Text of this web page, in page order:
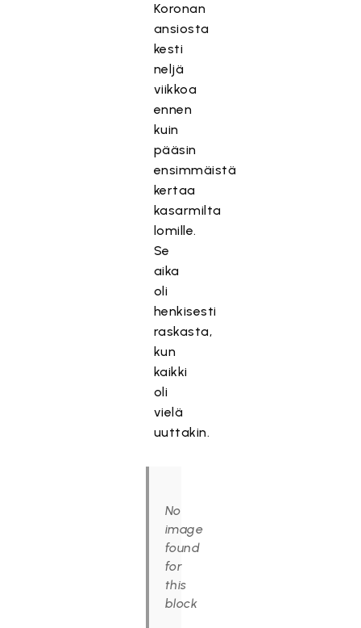
Koronan
ansiosta
kesti
neljä
viikkoa
ennen
kuin
pääsin
ensimmäistä
kertaa
kasarmilta
lomille.
Se
aika
oli
henkisesti
raskasta,
kun
kaikki
oli
vielä
uuttakin.
No
image
found
for
this
block